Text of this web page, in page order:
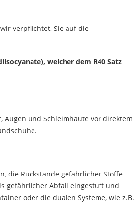
verpflichtet, Sie auf die
welcher dem R40 Satz
Augen und Schleimhäute vor direktem
die Rückstände gefährlicher Stoffe
gefährlicher Abfall eingestuft und
oder die dualen Systeme, wie z.B.